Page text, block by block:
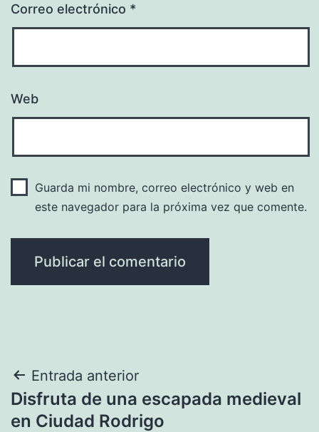
Correo electrónico *
Web
Guarda mi nombre, correo electrónico y web en
este navegador para la próxima vez que comente.
Navegación
de
Entrada anterior
Disfruta de una escapada medieval
en Ciudad Rodrigo